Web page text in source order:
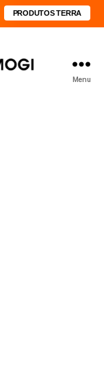
PRODUTOS TERRA
Menu